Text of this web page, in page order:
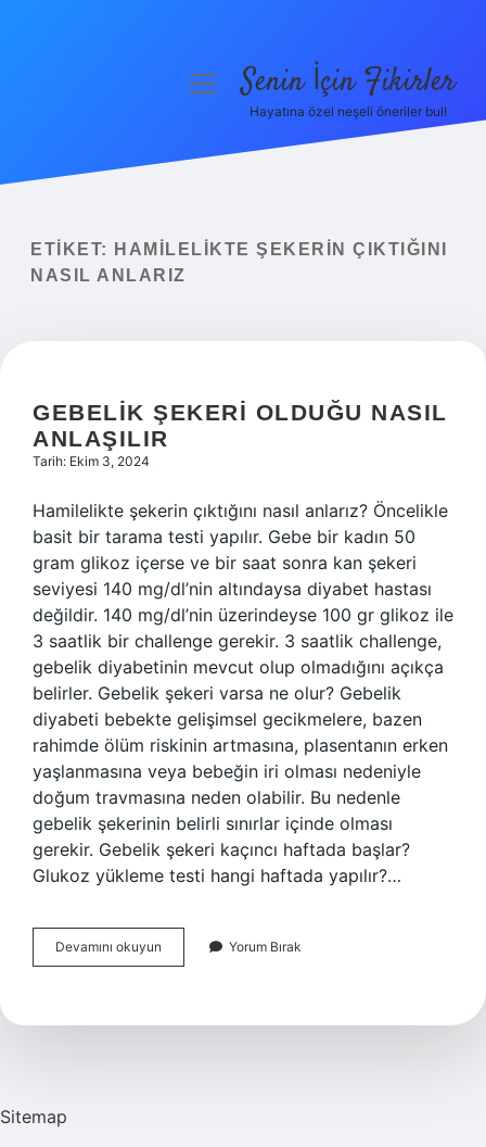
Yasal Uyarı
menüyüSenin İçin Fikirler
Hayatına özel neşeli öneriler bul!
ETIKET:
HAMILELIKTE ŞEKERIN ÇIKTIĞINI
NASIL ANLARIZ
GEBELIK ŞEKERI OLDUĞU NASIL
ANLAŞILIR
Tarih: Ekim 3, 2024
Hamilelikte şekerin çıktığını nasıl anlarız? Öncelikle
basit bir tarama testi yapılır. Gebe bir kadın 50
gram glikoz içerse ve bir saat sonra kan şekeri
seviyesi 140 mg/dl’nin altındaysa diyabet hastası
değildir. 140 mg/dl’nin üzerindeyse 100 gr glikoz ile
3 saatlik bir challenge gerekir. 3 saatlik challenge,
gebelik diyabetinin mevcut olup olmadığını açıkça
belirler. Gebelik şekeri varsa ne olur? Gebelik
diyabeti bebekte gelişimsel gecikmelere, bazen
rahimde ölüm riskinin artmasına, plasentanın erken
yaşlanmasına veya bebeğin iri olması nedeniyle
doğum travmasına neden olabilir. Bu nedenle
gebelik şekerinin belirli sınırlar içinde olması
gerekir. Gebelik şekeri kaçıncı haftada başlar?
Glukoz yükleme testi hangi haftada yapılır?…
Devamını okuyun
Şekeri
Anlaşılır
Yorum Bırak
Sitemap